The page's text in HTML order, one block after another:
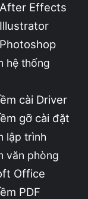
Effects
hệ thống
cài Driver
gỡ cài đặt
lập trình
văn phòng
Office
PDF